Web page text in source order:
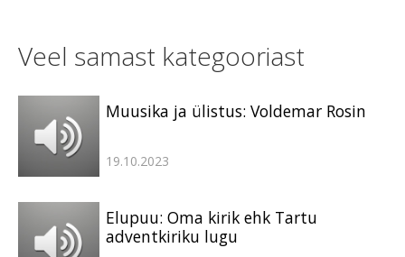
Veel samast kategooriast
Muusika ja ülistus: Voldemar Rosin
19.10.2023
Elupuu: Oma kirik ehk Tartu
adventkiriku lugu